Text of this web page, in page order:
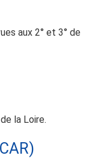
aux 2° et 3° de
la Loire.